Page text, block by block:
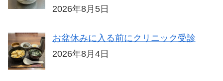
2026年8月5日
お盆休みに入る前にクリニック受診
2026年8月4日